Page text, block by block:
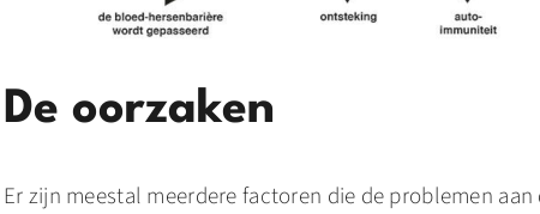
De oorzaken
Er zijn meestal meerdere factoren die de problemen